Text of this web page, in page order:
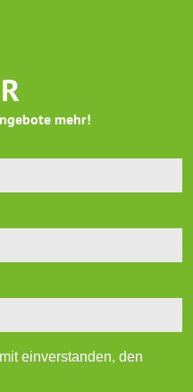
mehr!
einverstanden, den